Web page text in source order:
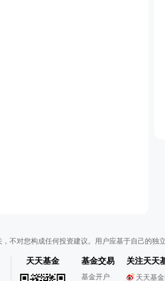
不对您构成任何投资建议。用户应基于自己的独
天天基金 基金交易
基金开户
关注天天
天天基